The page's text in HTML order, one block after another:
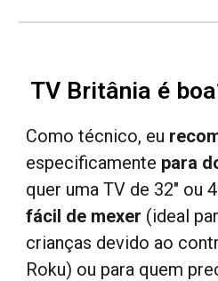
TV Britânia é boa
Como técnico, eu
especificamente para
quer uma TV de 32" ou
fácil de mexer (ideal
crianças devido ao
Roku) ou para quem